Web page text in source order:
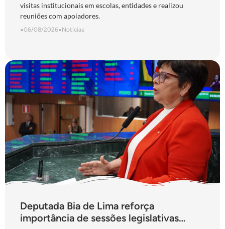
visitas institucionais em escolas, entidades e realizou
reuniões com apoiadores.
•06/08/2026•Notícias
Deputada Bia de Lima reforça
importância de sessões legislativas